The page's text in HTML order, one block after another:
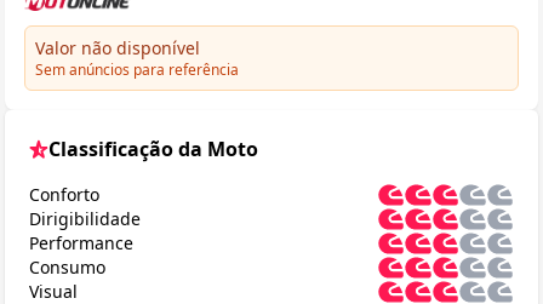
Valor não disponível
Sem anúncios para referência
Classificação da Moto
Conforto
Dirigibilidade
Performance
Consumo
Visual